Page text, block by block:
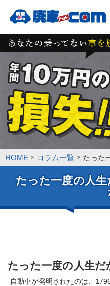
HOME コラム一覧 たった
たった一度の人
たった一度の人生
自動車が発明されたのは、1796